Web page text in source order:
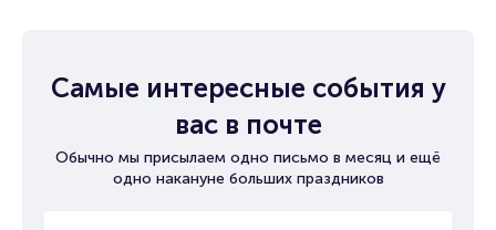
Самые интересные события у
вас в почте
Обычно мы присылаем одно письмо в месяц и ещё
одно накануне больших праздников